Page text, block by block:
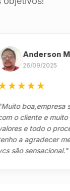
Anderson
26/09/2025
★★
boa,empresa séria
cliente e muito
e todo o processo
a agradecer
sensacional."